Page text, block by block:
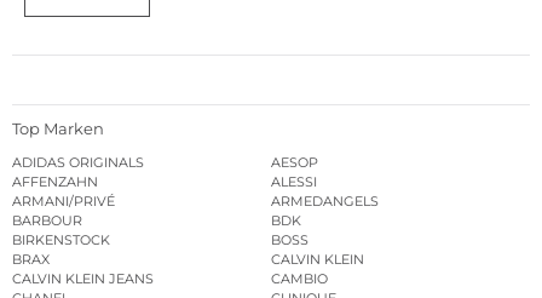
Top Marken
ADIDAS ORIGINALS
AESOP
AFFENZAHN
ALESSI
ARMANI/PRIVÉ
ARMEDANGELS
BARBOUR
BDK
BIRKENSTOCK
BOSS
BRAX
CALVIN KLEIN
CALVIN KLEIN JEANS
CAMBIO